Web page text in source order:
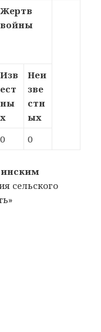
Жертв
войны
Изв
ест
ны
х
Неи
зве
стн
ых
0 0
сельского